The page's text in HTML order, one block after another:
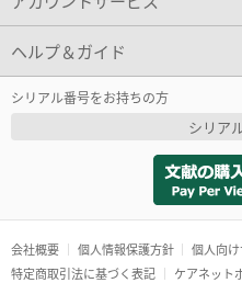
ヘルプ＆ガイド
シリアル番号をお持ちの方
シリア
会社概要 個人情報保護方針
個人向
特定商取引法に基づく表記
ケアネット